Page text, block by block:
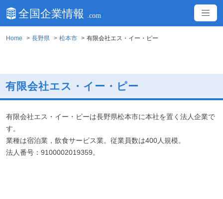
Home 長野県 松本市 有限会社エス・イー・ピー
有限会社エス・イー・ピー
有限会社エス・イー・ピーは長野県松本市に本社を置く法人企業で
す。
業種は宿泊業，飲食サービス業。従業員数は400人規模。
法人番号：9100002019359。